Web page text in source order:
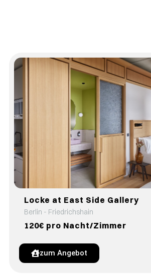
Locke at East Side Gallery
Berlin - Friedrichshain
120€ pro Nacht/Zimmer
zum Angebot